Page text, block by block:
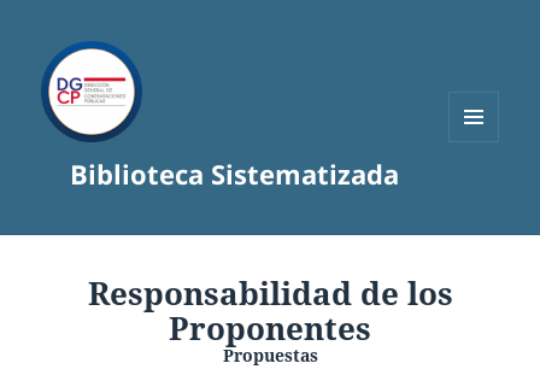
Biblioteca Sistematizada
Responsabilidad de los
Proponentes
Propuestas